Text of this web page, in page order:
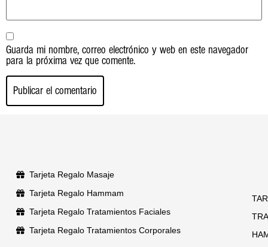
Guarda mi nombre, correo electrónico y web en este navegador
para la próxima vez que comente.
Tarjeta Regalo Masaje
Tarjeta Regalo Hammam
Tarjeta Regalo Tratamientos Faciales
Tarjeta Regalo Tratamientos Corporales